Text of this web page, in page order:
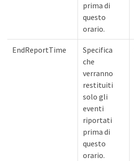
prima di
questo
orario.
EndReportTime
Specifica
che
verranno
restituiti
solo gli
eventi
riportati
prima di
questo
orario.